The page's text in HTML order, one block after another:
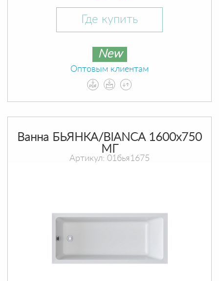
Где купить
New
Оптовым клиентам
Ванна БЬЯНКА/BIANCA 1600х750
МГ
Артикул: 01бья1675